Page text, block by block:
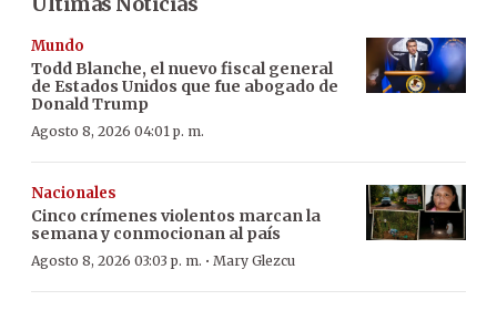
Mundo
Todd Blanche, el nuevo fiscal general
de Estados Unidos que fue abogado de
Donald Trump
Agosto 8, 2026 04:01 p. m.
Nacionales
Cinco crímenes violentos marcan la
semana y conmocionan al país
Agosto 8, 2026 03:03 p. m. · Mary Glezcu